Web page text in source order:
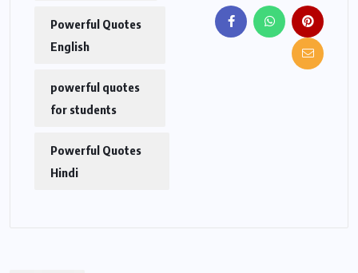
Powerful Quotes
English
powerful quotes
for students
Powerful Quotes
Hindi